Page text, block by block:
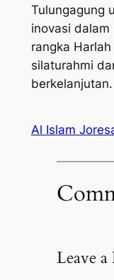
Tulungagung
inovasi dalam
rangka
silaturahmi
berkelanjutan.
Al Islam
Leave